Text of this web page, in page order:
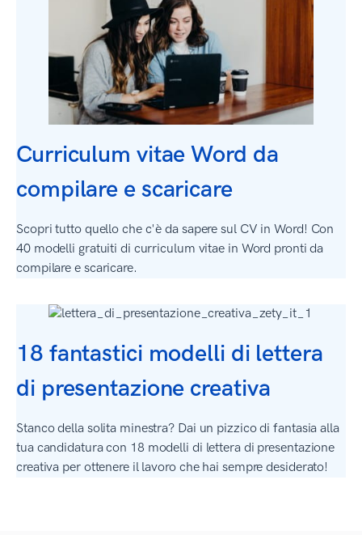
Curriculum vitae Word da
compilare e scaricare
Scopri tutto quello che c'è da sapere sul CV in Word! Con
40 modelli gratuiti di curriculum vitae in Word pronti da
compilare e scaricare.
18 fantastici modelli di lettera
di presentazione creativa
Stanco della solita minestra? Dai un pizzico di fantasia alla
tua candidatura con 18 modelli di lettera di presentazione
creativa per ottenere il lavoro che hai sempre desiderato!